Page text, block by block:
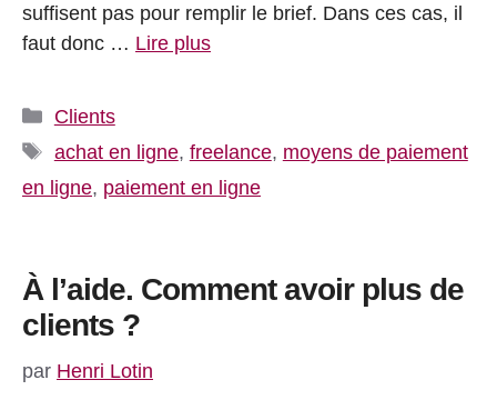
suffisent pas pour remplir le brief. Dans ces cas, il
faut donc … Lire plus
Catégories
Clients
Étiquettes
achat en ligne, freelance, moyens de paiement
en ligne, paiement en ligne
À l’aide. Comment avoir plus de
clients ?
par Henri Lotin